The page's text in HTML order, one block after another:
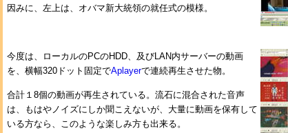
因みに、左上は、オバマ新大統領の就任式の模様。
今度は、ローカルのPCのHDD、及びLAN内サーバーの動画
を、横幅320ドット固定でAplayerで連続再生させた物。
合計１8個の動画が再生されている。流石に混合された音声
は、もはやノイズにしか聞こえないが、大量に動画を保有して
いる方なら、このような楽しみ方も出来る。